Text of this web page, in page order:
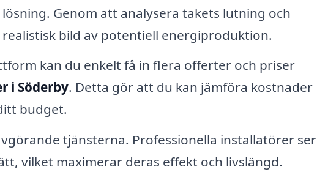
Genom att analysera takets lutning och
bild av potentiell energiproduktion.
kan du enkelt få in flera offerter och priser
i Söderby. Detta gör att du kan jämföra kostnader
budget.
tjänsterna. Professionella installatörer ser
vilket maximerar deras effekt och livslängd.